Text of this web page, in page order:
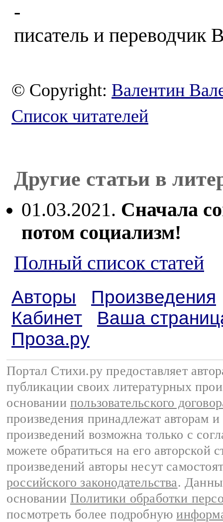
-
писатель и переводчик
© Copyright: Валентин
Список читателей
Другие статьи в
01.03.2021. Сначала
потом социализм!
Полный список статей
Авторы
Произведения
Кабинет
Ваша
Проза.ру
Портал Стихи.ру предоставляет
публикации своих литературных
основании пользовательского
произведения принадлежат авторам
произведений возможна только с
можете обратиться на его авторской
произведений авторы несут
российского законодательства.
основании Политики обработки
посмотреть более подробную